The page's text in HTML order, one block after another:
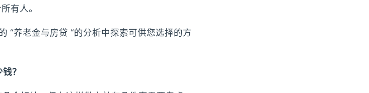
有人。
“养老金与房贷 “的分析中探索可供您选择的方
？